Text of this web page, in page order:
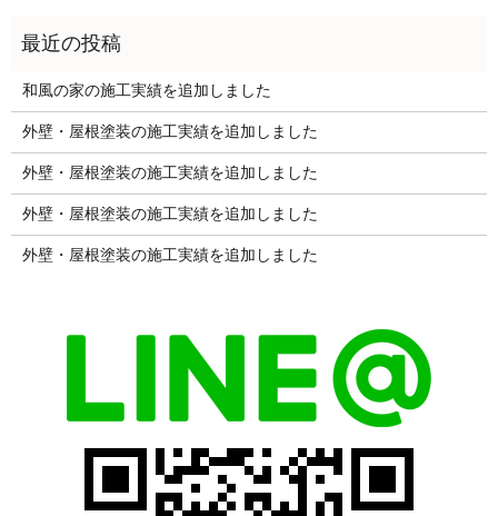
和風の家の施工実績を追加しました
外壁・屋根塗装の施工実績を追加しました
外壁・屋根塗装の施工実績を追加しました
外壁・屋根塗装の施工実績を追加しました
外壁・屋根塗装の施工実績を追加しました